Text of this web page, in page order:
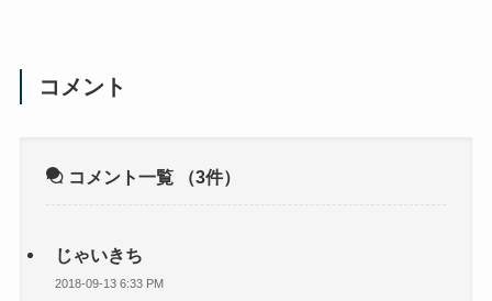
コメント
コメント一覧 （3件）
じゃいきち
2018-09-13 6:33 PM